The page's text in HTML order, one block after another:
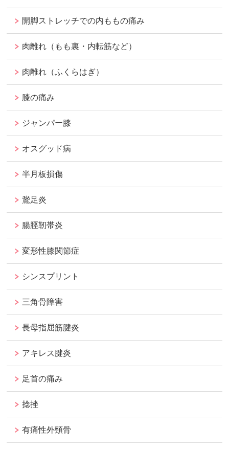
開脚ストレッチでの内ももの痛み
肉離れ（もも裏・内転筋など）
肉離れ（ふくらはぎ）
膝の痛み
ジャンパー膝
オスグッド病
半月板損傷
鵞足炎
腸脛靭帯炎
変形性膝関節症
シンスプリント
三角骨障害
長母指屈筋腱炎
アキレス腱炎
足首の痛み
捻挫
有痛性外頸骨